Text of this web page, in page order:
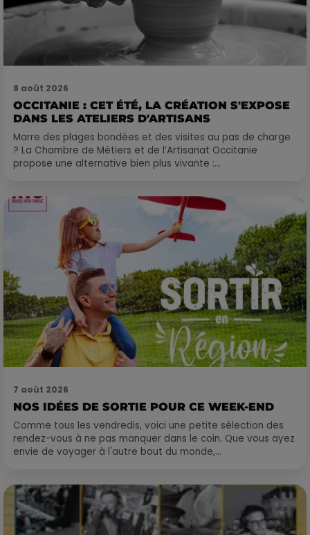
8 août 2026
OCCITANIE : CET ÉTÉ, LA CRÉATION S'EXPOSE
DANS LES ATELIERS D'ARTISANS
Marre des plages bondées et des visites au pas de charge
? La Chambre de Métiers et de l’Artisanat Occitanie
propose une alternative bien plus vivante :...
7 août 2026
NOS IDÉES DE SORTIE POUR CE WEEK-END
Comme tous les vendredis, voici une petite sélection des
rendez-vous à ne pas manquer dans le coin. Que vous ayez
envie de voyager à l'autre bout du monde,...